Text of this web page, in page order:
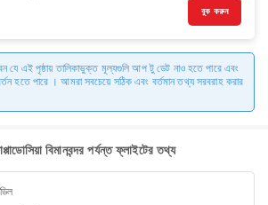
বুক করুন
যে এই পৃষ্ঠায় তালিকাভুক্ত মূল্যগুলি আপ টু ডেট নাও হতে পারে এবং
হতে পারে । আমরা সবচেয়ে সঠিক এবং বর্তমান তথ্য সরবরাহ করার
বিমানবন্দর পর্যন্ত ফ্লাইটের তথ্য